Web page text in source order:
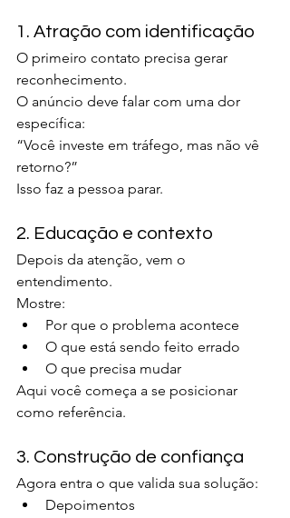
1. Atração com identificação
O primeiro contato precisa gerar
reconhecimento.
O anúncio deve falar com uma dor
específica:
“Você investe em tráfego, mas não vê
retorno?”
Isso faz a pessoa parar.
2. Educação e contexto
Depois da atenção, vem o
entendimento.
Mostre:
Por que o problema acontece
O que está sendo feito errado
O que precisa mudar
Aqui você começa a se posicionar
como referência.
3. Construção de confiança
Agora entra o que valida sua solução:
Depoimentos